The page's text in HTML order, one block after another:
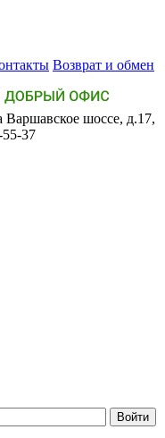
Возврат и обмен
Варшавское шоссе, д.17,
37
Войти